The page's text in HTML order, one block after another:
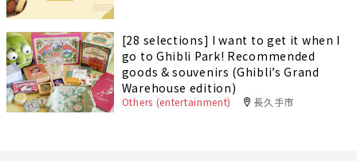
[28 selections] I want to get it when I
go to Ghibli Park! Recommended
goods & souvenirs (Ghibli’s Grand
Warehouse edition)
Others (entertainment) 長久手市